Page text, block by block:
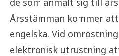
de som anmält sig till
Årsstämman kommer
engelska. Vid
elektronisk utrustning